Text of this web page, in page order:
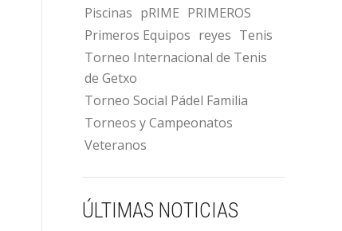
Piscinas pRIME PRIMEROS
Primeros Equipos reyes Tenis
Torneo Internacional de Tenis
de Getxo
Torneo Social Pádel Familia
Torneos y Campeonatos
Veteranos
ÚLTIMAS NOTICIAS